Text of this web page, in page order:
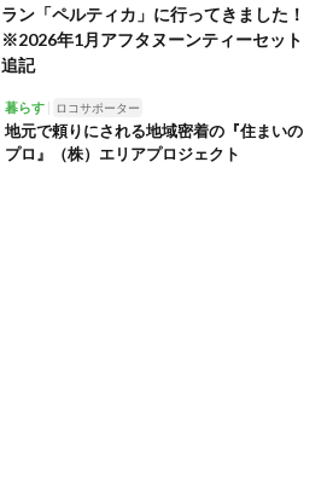
ラン「ペルティカ」に行ってきました！
※2026年1月アフタヌーンティーセット
追記
暮らす ロコサポーター
地元で頼りにされる地域密着の『住まいの
プロ』（株）エリアプロジェクト